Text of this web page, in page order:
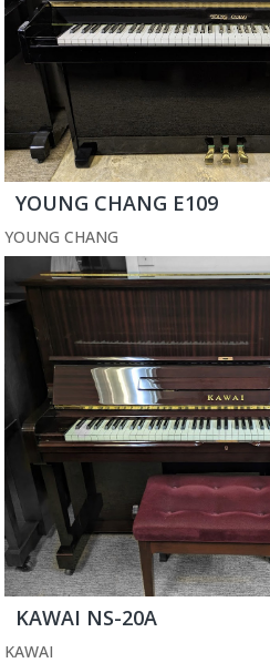
YOUNG CHANG E109
YOUNG CHANG
KAWAI NS-20A
KAWAI